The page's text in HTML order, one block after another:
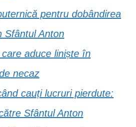
pentru dobândirea
Sfântul Anton
aduce liniște în
necaz
cauți lucruri pierdute:
Sfântul Anton